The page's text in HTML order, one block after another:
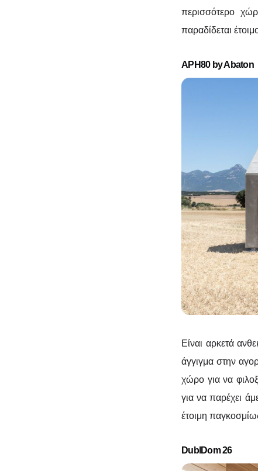
περισσότερο
παραδίδεται
APH80 by Abaton
Είναι αρκετά
άγγιγμα στην
χώρο για να
για να παρέχει
έτοιμη
DublDom 26